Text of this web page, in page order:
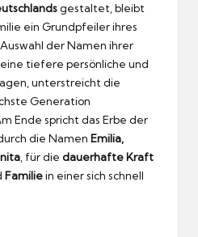
gestaltet, bleibt
ein Grundpfeiler ihres
der Namen ihrer
tiefere persönliche und
unterstreicht die
Generation
Ende spricht das Erbe der
die Namen Emilia,
, für die dauerhafte Kraft
Familiein einer sich schnell